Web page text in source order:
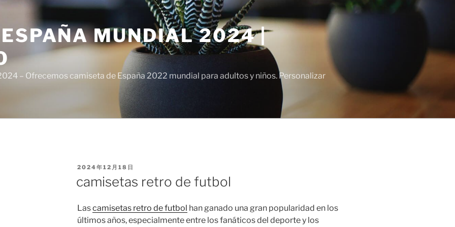
MUNDIAL 2024 |
– Ofrecemos camiseta de España 2022 mundial para adultos y niños. Personalizar
PUBLICADO
2024年12月18日
camisetas retro de futbol
Lascamisetas retro de futbol han ganado una gran popularidad en los
últimos años, especialmente entre los fanáticos del deporte y los